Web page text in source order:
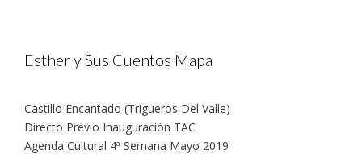
Esther y Sus Cuentos Mapa
Castillo Encantado (Trigueros Del Valle)
Directo Previo Inauguración TAC
Agenda Cultural 4ª Semana Mayo 2019